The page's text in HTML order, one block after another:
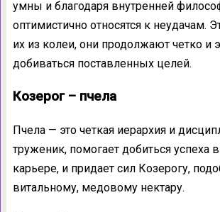
умны и благодаря внутренней
оптимистично относятся к неудачам.
их из колеи, они продолжают четко и
добиваться поставленных целей.
Козерог – пчела
Пчела — это четкая иерархия и
труженик, помогает добиться успеха
карьере, и придает сил Козерогу,
витальному, медовому нектару.